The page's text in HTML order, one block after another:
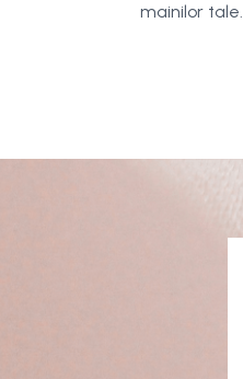
mainilor tale.